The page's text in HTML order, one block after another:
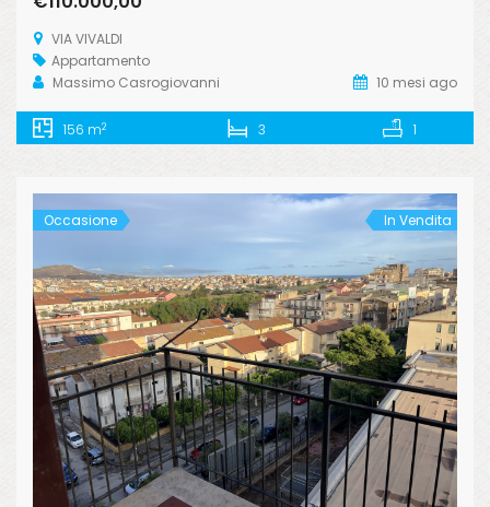
VIA VIVALDI
Appartamento
Massimo Casrogiovanni
10 mesi ago
156 m2 3 1
Occasione In Vendita